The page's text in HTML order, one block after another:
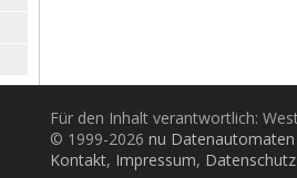
Für den Inhalt verantwortlich:
© 1999-2026 nu
Kontakt, Impressum, Datenschutz